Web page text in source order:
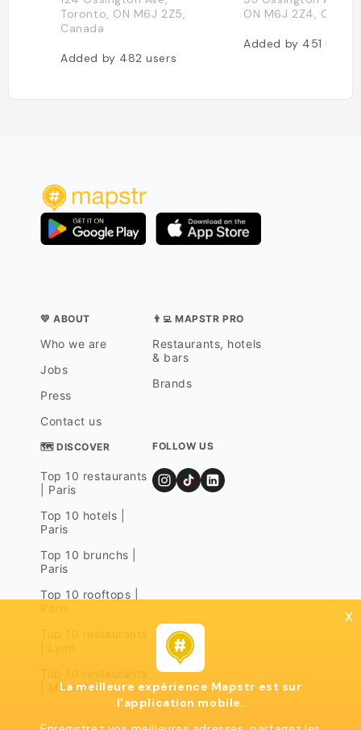
Toronto, ON M6J 2Z5,
Canada
Added by 482users
ON M6J 2Z4,
Added by 451users
💛 ABOUT
Who we are
Jobs
Press
Contact us
👨‍💻 MAPSTR PRO
Restaurants, hotels
& bars
Brands
🗺 DISCOVER
Top 10 restaurants
| Paris
Top 10 hotels |
Paris
Top 10 brunchs |
Paris
Top 10 rooftops |
| Marseille
FOLLOW US
x
La meilleure expérience Mapstr est sur
l'application mobile.